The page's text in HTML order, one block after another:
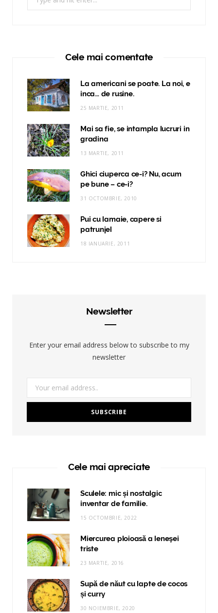
Cele mai comentate
La americani se poate. La noi, e
inca… de rusine.
25 MARTIE, 2011
Mai sa fie, se intampla lucruri in
gradina
13 MARTIE, 2011
Ghici ciuperca ce-i? Nu, acum
pe bune – ce-i?
31 OCTOMBRIE, 2010
Pui cu lamaie, capere si
patrunjel
18 IANUARIE, 2011
Newsletter
Enter your email address below to subscribe to my
newsletter
Cele mai apreciate
Sculele: mic și nostalgic
inventar de familie.
15 OCTOMBRIE, 2022
Miercurea ploioasă a leneşei
triste
23 MARTIE, 2016
Supă de năut cu lapte de cocos
și curry
30 NOIEMBRIE, 2020